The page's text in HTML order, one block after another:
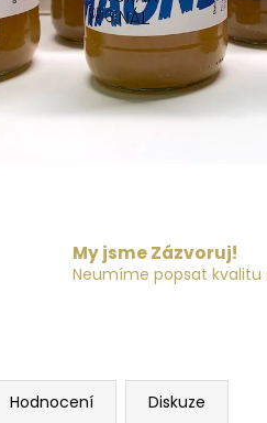
My jsme Zázvoruj!
Neumíme popsat kvalitu
Hodnocení Diskuze